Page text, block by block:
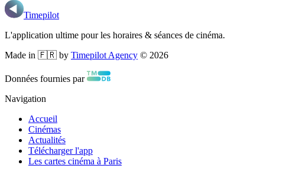
Timepilot
L'application ultime pour les horaires & séances de cinéma.
Made in 🇫🇷 by Timepilot Agency © 2026
Données fournies par
Navigation
Accueil
Cinémas
Actualités
Télécharger l'app
Les cartes cinéma à Paris